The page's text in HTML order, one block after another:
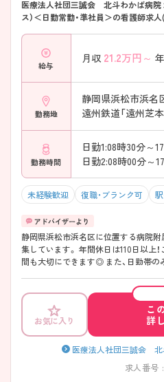
医療法人社団三誠会 北斗わかば病院
ス）＜日勤常勤・準社員＞の看護師求
給与
月収 21.2万円～
勤務地
静岡県浜松市浜名
遠州鉄道「遠州芝
勤務時間
日勤1:08時30分～
日勤2:08時00分～
未経験歓迎 復職・ブランク可
静岡県浜松市浜名区に位置する病院
集しています。 年間休日は110日以上！ご家族との時間や、ご友人との時
間も大切にできます◎ また、日勤帯のみの勤務で残業時間も月6時間程
さまの健康を見守っていきながらリ
におすすめです！ ご興味を
お気に入り
こ
詳
医療法人社団三誠会
求人番号